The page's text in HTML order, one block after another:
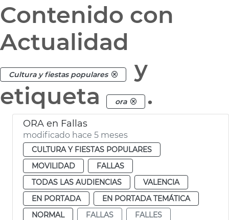
Contenido con
Actualidad
Cultura y fiestas populares
y
etiqueta
ora .
ORA en Fallas
modificado hace 5 meses
CULTURA Y FIESTAS POPULARES
MOVILIDAD
FALLAS
TODAS LAS AUDIENCIAS
VALENCIA
EN PORTADA
EN PORTADA TEMÁTICA
NORMAL
FALLAS
FALLES